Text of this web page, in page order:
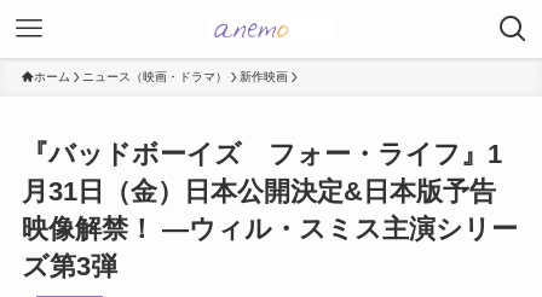
ホーム ニュース（映画・ドラマ） 新作映画
『バッドボーイズ フォー・ライフ』1
月31日（金）日本公開決定&日本版予告
映像解禁！ ―ウィル・スミス主演シリー
ズ第3弾